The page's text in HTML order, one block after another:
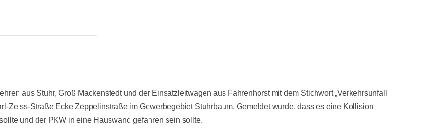
aus Stuhr, Groß Mackenstedt und der Einsatzleitwagen aus Fahrenhorst mit dem Stichwort „Verkehrsunfall
Zeiss-Straße Ecke Zeppelinstraße im Gewerbegebiet Stuhrbaum. Gemeldet wurde, dass es eine Kollision
und der PKW in eine Hauswand gefahren sein sollte.